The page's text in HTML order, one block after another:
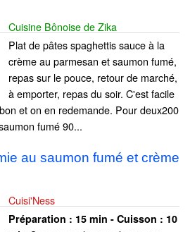
Cuisine Bônoise de Zika
Plat de pâtes spaghettis sauce à la
crème au parmesan et saumon fumé,
repas sur le pouce, retour de marché,
à emporter, repas du soir. C'est facile
et on en redemande. Pour deux200
fumé 90...
au saumon fumé et crème
Cuisi'Ness
Préparation : 15 min - Cuisson : 10